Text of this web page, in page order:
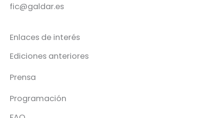
fic@galdar.es
Enlaces de interés
Ediciones anteriores
Prensa
Programación